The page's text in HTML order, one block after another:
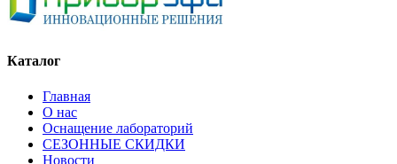
Каталог
Главная
О нас
Оснащение лабораторий
СЕЗОННЫЕ СКИДКИ
Новости